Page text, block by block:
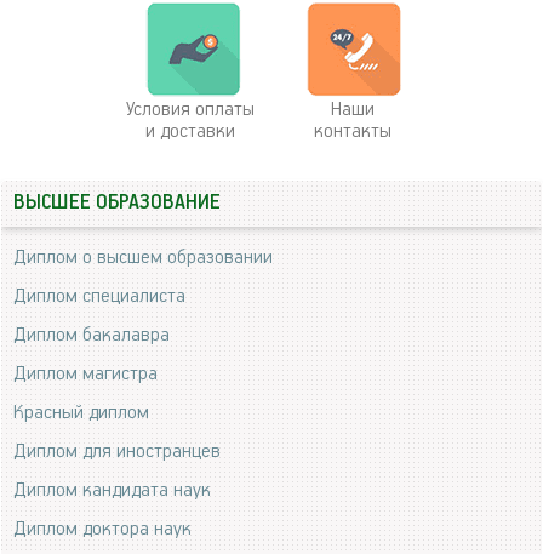
Условия оплаты
и доставки
Наши
контакты
ВЫСШЕЕ ОБРАЗОВАНИЕ
Диплом о высшем образовании
Диплом специалиста
Диплом бакалавра
Диплом магистра
Красный диплом
Диплом для иностранцев
Диплом кандидата наук
Диплом доктора наук